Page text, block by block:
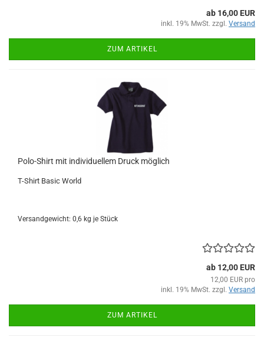
ab 16,00 EUR
inkl. 19% MwSt. zzgl. Versand
ZUM ARTIKEL
Polo-Shirt mit individuellem Druck möglich
T-Shirt Basic World
Versandgewicht: 0,6 kg je Stück
ab 12,00 EUR
12,00 EUR pro
inkl. 19% MwSt. zzgl. Versand
ZUM ARTIKEL